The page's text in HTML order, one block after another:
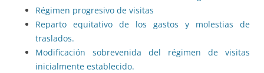
Régimen progresivo de visitas
Reparto equitativo de los gastos y molestias de
traslados.
Modificación sobrevenida del régimen de visitas
inicialmente establecido.